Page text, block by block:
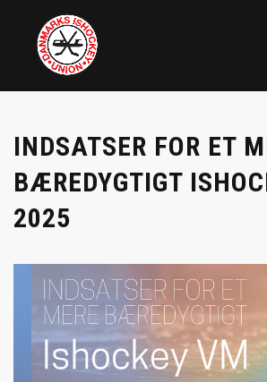
INDSATSER FOR ET
BÆREDYGTIGT
2025